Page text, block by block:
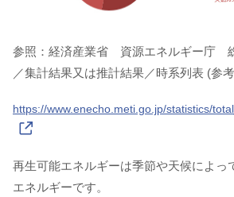
参照：経済産業省 資源エネルギー庁
／集計結果又は推計結果／時系列表 (参
https://www.enecho.meti.go.jp/statistics/
再生可能エネルギーは季節や天候によっ
エネルギーです。